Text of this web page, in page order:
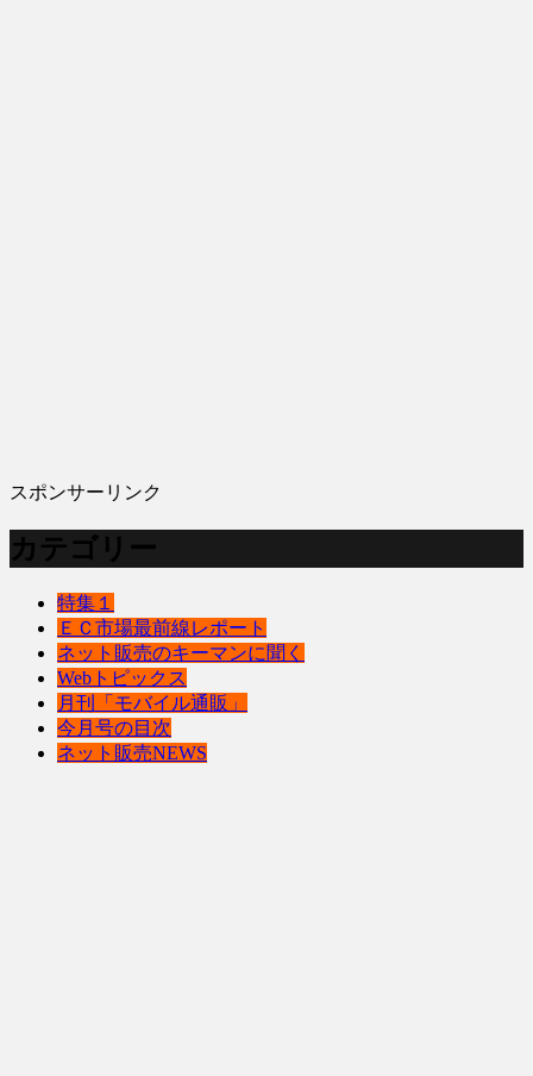
スポンサーリンク
カテゴリー
特集１
ＥＣ市場最前線レポート
ネット販売のキーマンに聞く
Webトピックス
月刊「モバイル通販」
今月号の目次
ネット販売NEWS